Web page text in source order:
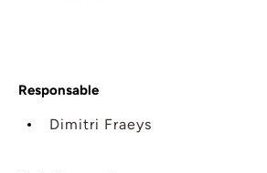
Responsable
Dimitri Fraeys